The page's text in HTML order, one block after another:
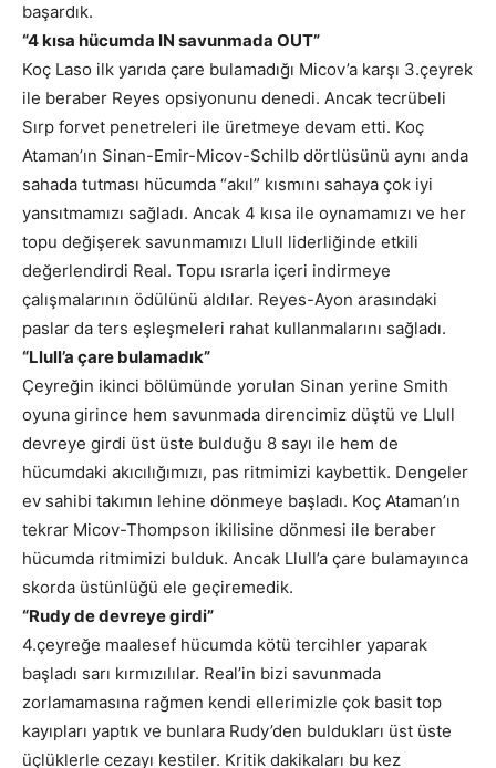
başardık.
“4 kısa hücumda IN savunmada OUT”
Koç Laso ilk yarıda çare bulamadığı Micov’a karşı 3.çeyrek
ile beraber Reyes opsiyonunu denedi. Ancak tecrübeli
Sırp forvet penetreleri ile üretmeye devam etti. Koç
Ataman’ın Sinan-Emir-Micov-Schilb dörtlüsünü aynı anda
sahada tutması hücumda “akıl” kısmını sahaya çok iyi
yansıtmamızı sağladı. Ancak 4 kısa ile oynamamızı ve her
topu değişerek savunmamızı Llull liderliğinde etkili
değerlendirdi Real. Topu ısrarla içeri indirmeye
çalışmalarının ödülünü aldılar. Reyes-Ayon arasındaki
paslar da ters eşleşmeleri rahat kullanmalarını sağladı.
“Llull’a çare bulamadık”
Çeyreğin ikinci bölümünde yorulan Sinan yerine Smith
oyuna girince hem savunmada direncimiz düştü ve Llull
devreye girdi üst üste bulduğu 8 sayı ile hem de
hücumdaki akıcılığımızı, pas ritmimizi kaybettik. Dengeler
ev sahibi takımın lehine dönmeye başladı. Koç Ataman’ın
tekrar Micov-Thompson ikilisine dönmesi ile beraber
hücumda ritmimizi bulduk. Ancak Llull’a çare bulamayınca
skorda üstünlüğü ele geçiremedik.
“Rudy de devreye girdi”
4.çeyreğe maalesef hücumda kötü tercihler yaparak
başladı sarı kırmızılılar. Real’in bizi savunmada
zorlamamasına rağmen kendi ellerimizle çok basit top
kayıpları yaptık ve bunlara Rudy’den buldukları üst üste
üçlüklerle cezayı kestiler. Kritik dakikaları bu kez